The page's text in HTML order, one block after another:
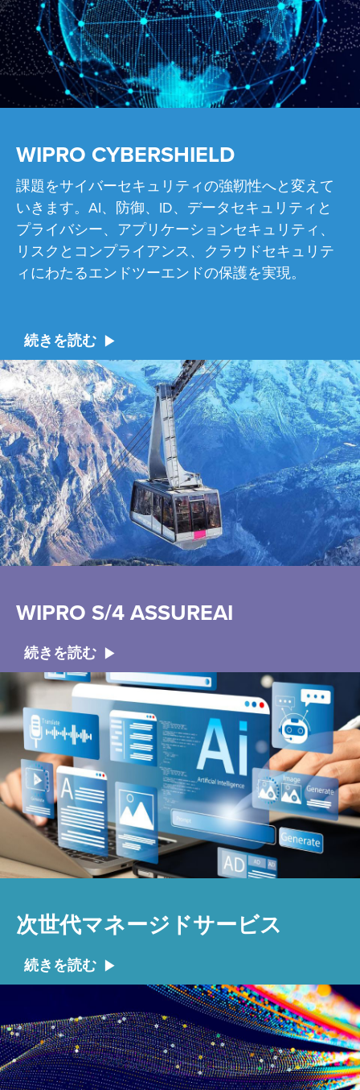
WIPRO CYBERSHIELD
課題をサイバーセキュリティの強靭性へと変えて
いきます。AI、防御、ID、データセキュリティと
プライバシー、アプリケーションセキュリティ、
リスクとコンプライアンス、クラウドセキュリテ
ィにわたるエンドツーエンドの保護を実現。
続きを読む
WIPRO S/4 ASSUREAI
続きを読む
次世代マネージドサービス
続きを読む